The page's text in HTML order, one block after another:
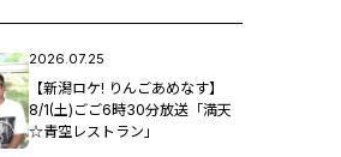
2026.07.25
【新潟ロケ! りんごあめなす】
8/1(土)ごご6時30分放送「満天
☆青空レストラン」